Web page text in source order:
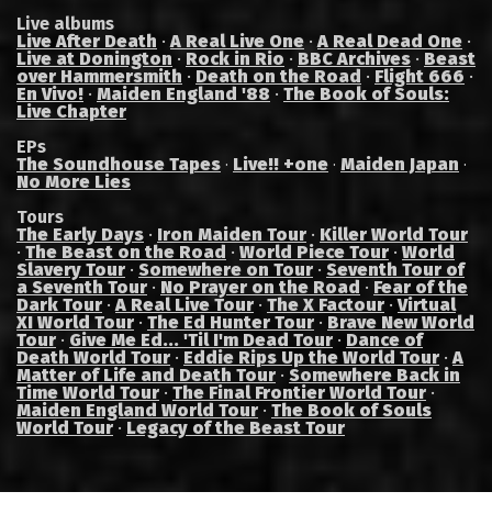
Live albums
Live After Death ·A Real Live One ·A Real Dead One ·
Live at Donington · Rock in Rio · BBC Archives · Beast
over Hammersmith · Death on the Road · Flight 666 ·
En Vivo! · Maiden England '88 · The Book of Souls:
Live Chapter
EPs
The Soundhouse Tapes · Live!! +one · Maiden Japan ·
No More Lies
Tours
The Early Days · Iron Maiden Tour · Killer World Tour
· The Beast on the Road · World Piece Tour · World
Slavery Tour · Somewhere on Tour · Seventh Tour of
a Seventh Tour · No Prayer on the Road · Fear of the
Dark Tour ·A Real Live Tour · The X Factour ·Virtual
XI World Tour · The Ed Hunter Tour · Brave New World
Tour · Give Me Ed... 'Til I'm Dead Tour · Dance of
Death World Tour · Eddie Rips Up the World Tour ·A
Matter of Life and Death Tour · Somewhere Back in
Time World Tour · The Final Frontier World Tour ·
Maiden England World Tour · The Book of Souls
World Tour· Legacy of the Beast Tour